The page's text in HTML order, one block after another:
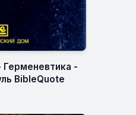
-
BibleQuote